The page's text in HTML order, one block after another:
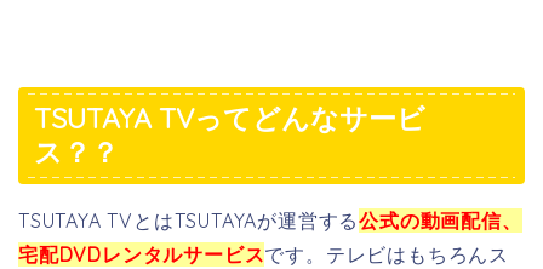
TSUTAYA TVってどんなサービ
ス？？
TSUTAYA TVとはTSUTAYAが運営する公式の動画配信、
宅配DVDレンタルサービスです。テレビはもちろんス